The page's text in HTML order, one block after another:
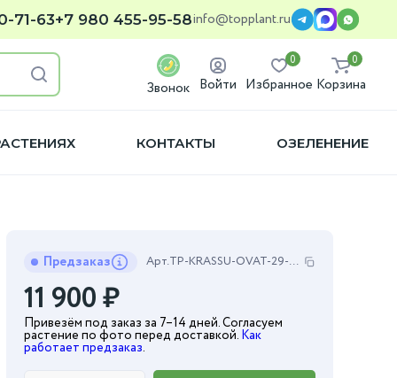
71-63+7 980 455-95-58info@topplant.ru
Звонок Войти
0
Избранное
0
Корзина
КОНТАКТЫ ОЗЕЛЕНЕНИЕ
Предзаказ Арт.TP-KRASSU-OVAT-29-50-2
11 900₽
Привезём под заказ за 7–14 дней. Согласуем
растение по фото перед доставкой. Как
работает предзаказ.